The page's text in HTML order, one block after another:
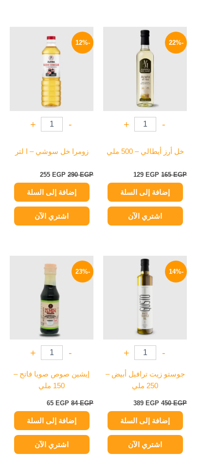
-22%
-
+
خل أرز أيطالي – 500 ملي
165EGP
السعر
الأصلي
165 EGP.
129 EGP
إضافة إلى السلة
اشتري الآن
-12%
-
+
زومرا خل سوشي – ا لتر
290EGP
الأصلي
هو:
290 EGP.
255 EGP
إضافة إلى السلة
اشتري الآن
-14%
-
+
جوستو زيت ترافيل أبيض –
250 ملي
450EGP
السعر
الأصلي
هو:
450 EGP.
389 EGP
إضافة إلى السلة
اشتري الآن
-23%
-
+
إيشين صوص صويا فاتح –
150 ملي
84EGP
الأصلي
65 EGP
الحالي
هو:
65 EGP.
إضافة إلى السلة
اشتري الآن